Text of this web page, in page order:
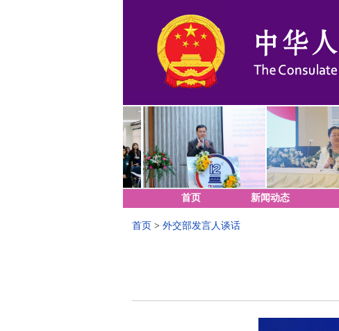
首页 新闻动态
首页 > 外交部发言人谈话